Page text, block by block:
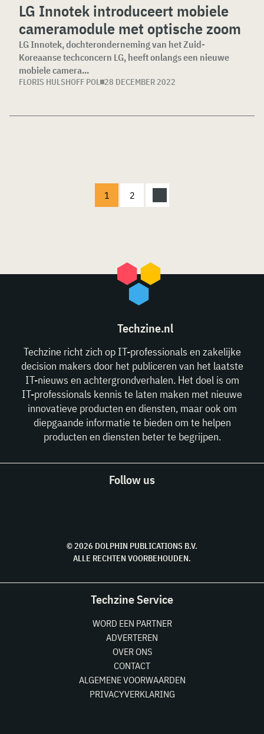
LG Innotek introduceert mobiele
cameramodule met optische zoom
LG Innotek, dochteronderneming van het Zuid-
Koreaanse techconcern LG, heeft onlangs een nieuwe
mobiele camera...
FLORIS HULSHOFF POL 28 DECEMBER 2022
1 2
Techzine.nl
Techzine richt zich op IT-professionals en zakelijke
decision makers door het publiceren van het laatste
IT-nieuws en achtergrondverhalen. Het doel is om
IT-professionals kennis te laten maken met nieuwe
innovatieve producten en diensten, maar ook om
diepgaande informatie te bieden om te helpen
producten en diensten beter te begrijpen.
Follow us
© 2026 DOLPHIN PUBLICATIONS B.V.
ALLE RECHTEN VOORBEHOUDEN.
Techzine Service
WORD EEN PARTNER
ADVERTEREN
OVER ONS
CONTACT
ALGEMENE VOORWAARDEN
PRIVACYVERKLARING